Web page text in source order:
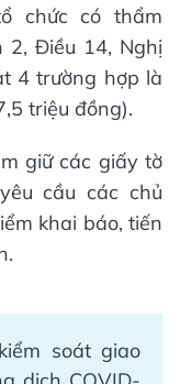
chức có thẩm
2, Điều 14, Nghị
4 trường hợp là
triệu đồng).
giữ các giấy tờ
cầu các chủ
khai báo, tiến
soát giao